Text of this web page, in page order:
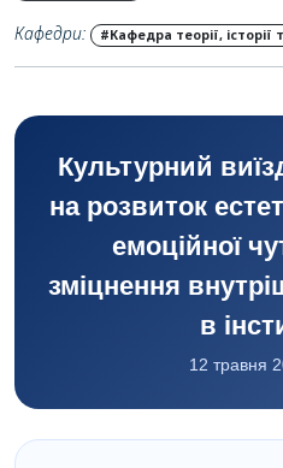
Кафедри: #Кафедра теорії, історії
Культурний
на розвиток
емоційної
зміцнення
в
12 травня